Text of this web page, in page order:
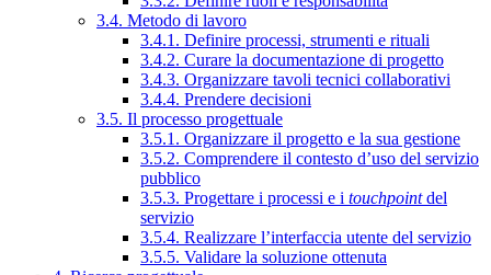
3.4. Metodo di lavoro
3.4.1. Definire processi, strumenti e rituali
3.4.2. Curare la documentazione di progetto
3.4.3. Organizzare tavoli tecnici collaborativi
3.4.4. Prendere decisioni
3.5. Il processo progettuale
3.5.1. Organizzare il progetto e la sua gestione
3.5.2. Comprendere il contesto d’uso del servizio
pubblico
3.5.3. Progettare i processi e i touchpointdel
servizio
3.5.4. Realizzare l’interfaccia utente del servizio
3.5.5. Validare la soluzione ottenuta